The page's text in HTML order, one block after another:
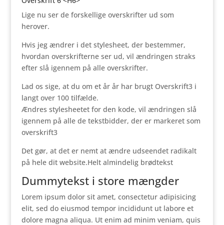
Lige nu ser de forskellige overskrifter ud som
herover.
Hvis jeg ændrer i det stylesheet, der bestemmer,
hvordan overskrifterne ser ud, vil ændringen straks
efter slå igennem på alle overskrifter.
Lad os sige, at du om et år år har brugt Overskrift3 i
langt over 100 tilfælde.
Ændres stylesheetet for den kode, vil ændringen slå
igennem på alle de tekstbidder, der er markeret som
overskrift3
Det gør, at det er nemt at ændre udseendet radikalt
på hele dit website.Helt almindelig brødtekst
Dummytekst i store mængder
Lorem ipsum dolor sit amet, consectetur adipisicing
elit, sed do eiusmod tempor incididunt ut labore et
dolore magna aliqua. Ut enim ad minim veniam, quis